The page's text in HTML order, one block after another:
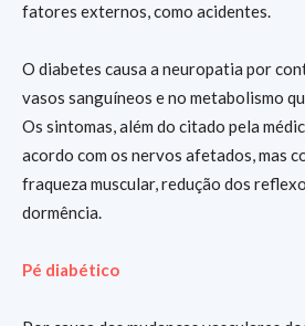
fatores externos, como acidentes.
O diabetes causa a neuropatia por
vasos sanguíneos e no metabolismo
Os sintomas, além do citado pela
acordo com os nervos afetados, mas
fraqueza muscular, redução dos
dormência.
Pé diabético